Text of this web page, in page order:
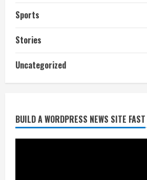
Sports
Stories
Uncategorized
BUILD A WORDPRESS NEWS SITE FAST
July 24, 2026
निर्धारित मानक व
जाएगा परीक्षण, तब